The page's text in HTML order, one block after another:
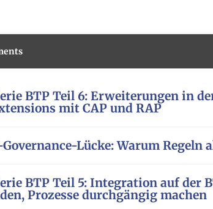
BTP Teil 6: Erweiterungen in
mit CAP und RAP
Lücke: Warum Regeln
BTP Teil 5: Integration auf der
Prozesse durchgängig machen